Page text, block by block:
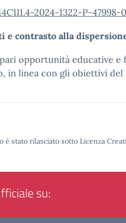
2024-1322-P-47998-
contrasto alla
opportunità educative
in linea con gli obiettivi del
è stato rilasciato sotto Licenza
su: